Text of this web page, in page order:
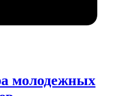
молодежных